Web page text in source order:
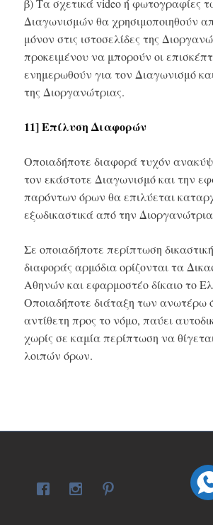
β) Τα σχετικά video ή φωτογραφίες
Διαγωνισμών θα χρησιμοποιηθούν
μόνον στις ιστοσελίδες της
προκειμένου να μπορούν οι
ενημερωθούν για τον Διαγωνισμό
της Διοργανώτριας.
11] Επίλυση Διαφορών
Οποιαδήποτε διαφορά τυχόν
τον εκάστοτε Διαγωνισμό και την
παρόντων όρων θα επιλύεται
εξωδικαστικά από την
Σε οποιαδήποτε περίπτωση
διαφοράς αρμόδια ορίζονται τα
Αθηνών και εφαρμοστέο δίκαιο το
Οποιαδήποτε διάταξη των ανωτέρω
αντίθετη προς το νόμο, παύει
χωρίς σε καμία περίπτωση να
λοιπών όρων.